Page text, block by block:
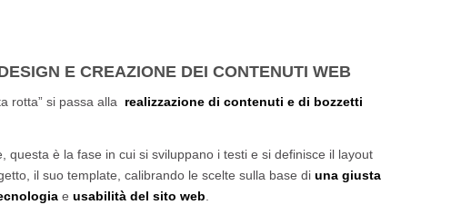
E CREAZIONE DEI CONTENUTI WEB
rotta” si passa alla
realizzazione di contenuti e di bozzetti
questa è la fase in cui si sviluppano i testi e si definisce il layout
il suo template, calibrando le scelte sulla base di una giusta
e usabilità del sito web